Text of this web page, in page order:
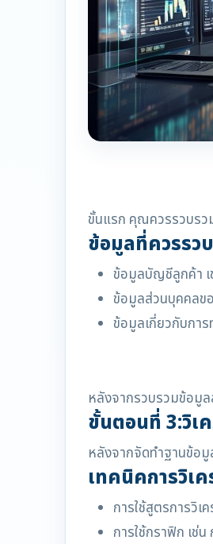
ขั้นแรก คุณควรรวบรว
ข้อมูลที่ควรรว
ข้อมูลบัญชีลูกค้า
ข้อมูลส่วนบุคคลข
ข้อมูลเกี่ยวกับกา
หลังจากรวบรวมข้อมู
ขั้นตอนที่ 3:วิเ
หลังจากจัดทำฐานข้อมู
เทคนิคการวิเค
การใช้สูตรการวิเ
การใช้กราฟิก เช่